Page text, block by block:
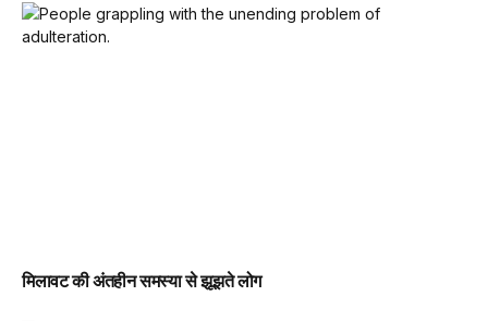
मिलावट की अंतहीन समस्या से झूझते लोग